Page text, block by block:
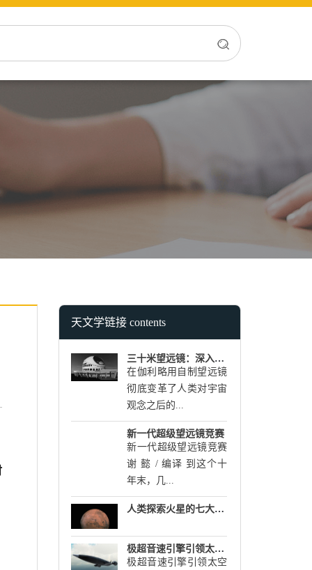
天文学链接 contents
三十米望远镜：深入前所未见的宇宙
在伽利略用自制望远镜
彻底变革了人类对宇宙
观念之后的...
新一代超级望远镜竞赛
新一代超级望远镜竞赛
谢 懿 / 编译 到这个十
年末，几...
人类探索火星的七大惊人发现
极超音速引擎引领太空飞机新时代
极超音速引擎引领太空